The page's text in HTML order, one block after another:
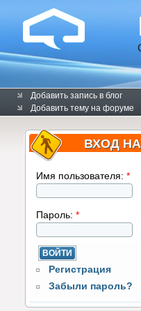
Добавить запись в блог
Добавить тему на форуме
ВХОД
Имя пользователя: *
Пароль: *
Регистрация
Забыли пароль?